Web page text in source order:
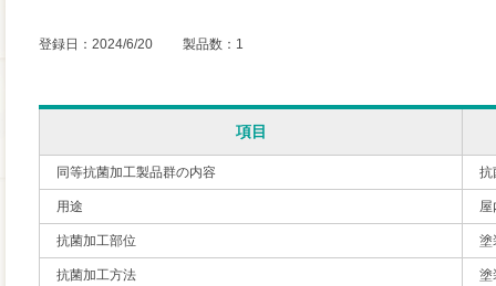
登録日：2024/6/20 製品数：1
項目
同等抗菌加工製品群の内容 抗
用途
抗菌加工部位 塗
抗菌加工方法 塗